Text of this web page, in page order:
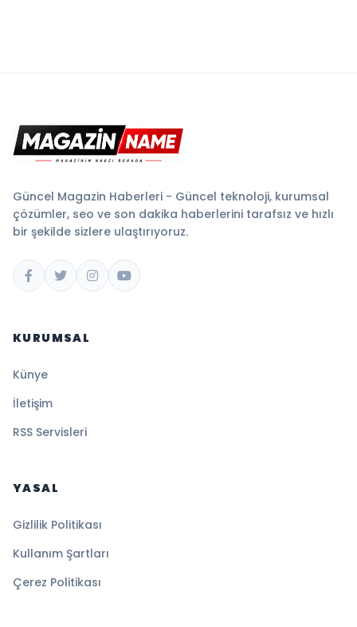
Güncel Magazin Haberleri - Güncel teknoloji, kurumsal
çözümler, seo ve son dakika haberlerini tarafsız ve hızlı
bir şekilde sizlere ulaştırıyoruz.
KURUMSAL
Künye
İletişim
RSS Servisleri
YASAL
Gizlilik Politikası
Kullanım Şartları
Çerez Politikası